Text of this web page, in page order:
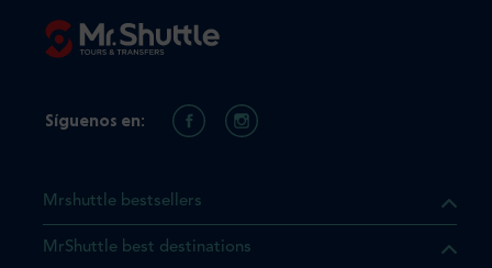
Mrshuttle bestsellers
MrShuttle best destinations
Síguenos en: